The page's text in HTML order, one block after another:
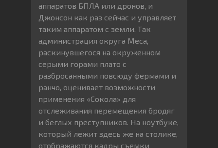
аппаратов БПЛА или дронов, и
Джонсон как раз сейчас и управляет
таким аппаратом с земли. Так
администрация округа Меса,
раскинувшегося на окруженном
серыми горами плато с
разбросанными повсюду фермами и
ранчо, оценивает возможности
применения «Сокола» для
отслеживания перемещения бродяг
и беглых преступников. На ноутбуке,
который лежит здесь же на столике,
отображаются кадры съемки